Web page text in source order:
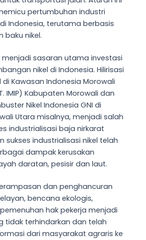
pertumbuhan industri
Indonesia, terutama berbasis
baku nikel.
menjadi sasaran utama investasi
nikel di Indonesia. Hilirisasi
Kawasan Indonesia Morowali
IMIP) Kabupaten Morowali dan
Nikel Indonesia GNI di
Utara misalnya, menjadi salah
industrialisasi baja nirkarat
sukses industrialisasi nikel telah
dampak kerusakan
daratan, pesisir dan laut.
dan penghancuran
bencana ekologis,
hak pekerja menjadi
tidak terhindarkan dan telah
dari masyarakat agraris ke